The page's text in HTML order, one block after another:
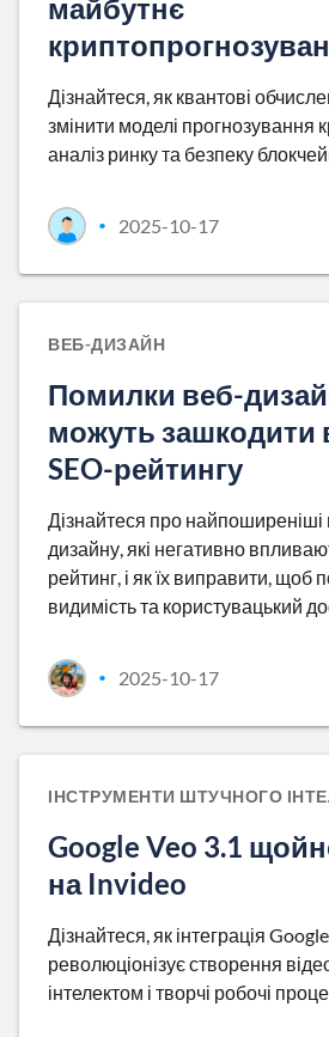
майбутнє
Дізнайтеся, як квантові
змінити моделі прогнозування
аналіз ринку та безпеку
• 2025-10-17
ВЕБ-ДИЗАЙН
Помилки веб-
можуть
SEO-рейтингу
Дізнайтеся про
дизайну, які негативно
рейтинг, і як їх виправити, щоб
видимість та користувацький
• 2025-10-17
ІНСТРУМЕНТИ ШТУЧНОГО
Google Veo 3.1
на Invideo
Дізнайтеся, як інтеграція
революціонізує створення
інтелектом і творчі робочі